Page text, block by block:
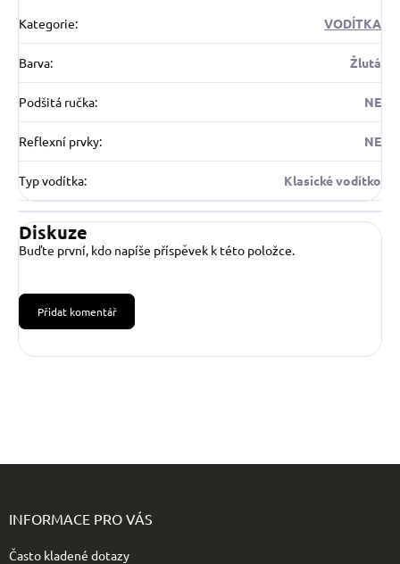
Kategorie: VODÍTKA
Barva: Žlutá
Podšitá ručka: NE
Reflexní prvky: NE
Typ vodítka: Klasické vodítko
Diskuze
Buďte první, kdo napíše příspěvek k této položce.
Přidat komentář
INFORMACE PRO VÁS
Často kladené dotazy